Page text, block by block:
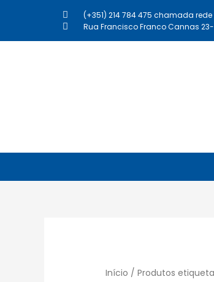
(+351) 214 784 475 chamada
Rua Francisco Franco Cannas
Início / Produtos